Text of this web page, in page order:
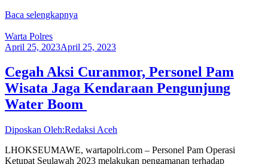
Baca selengkapnya
Warta Polres
April 25, 2023April 25, 2023
Cegah Aksi Curanmor, Personel Pam
Wisata Jaga Kendaraan Pengunjung
Water Boom
Diposkan Oleh:Redaksi Aceh
LHOKSEUMAWE, wartapolri.com – Personel Pam Operasi
Ketupat Seulawah 2023 melakukan pengamanan terhadap